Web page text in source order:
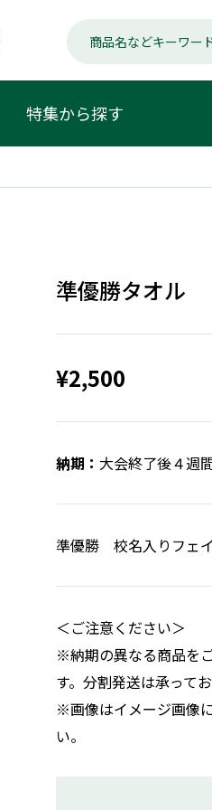
特集から探す
準優勝タオル
¥2,500
大会終了後４週
準優勝 校名入りフェ
＜ご注意ください＞
※納期の異なる商品を
す。分割発送は承って
※画像はイメージ画像
い。